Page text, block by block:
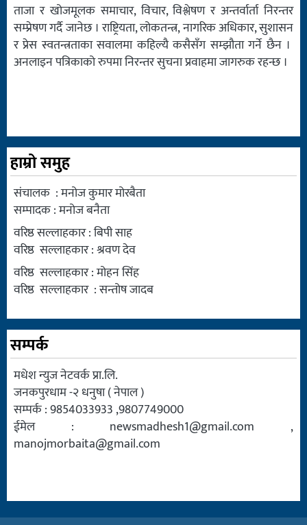
ताजा र खोजमूलक समाचार, विचार, विश्लेषण र अन्तर्वार्ता निरन्तर
सम्प्रेषण गर्दै जानेछ । राष्ट्रियता, लोकतन्त्र, नागरिक अधिकार, सुशासन
र प्रेस स्वतन्त्रताका सवालमा कहिल्यै कसैसँग सम्झौता गर्ने छैन ।
अनलाइन पत्रिकाको रुपमा निरन्तर सुचना प्रवाहमा जागरुक रहन्छ ।
हाम्रो समुह
संचालक : मनोज कुमार मोरबैता
सम्पादक : मनोज बनैता
वरिष्ठ सल्लाहकार : बिपी साह
वरिष्ठ सल्लाहकार : श्रवण देव
वरिष्ठ सल्लाहकार : मोहन सिंह
वरिष्ठ सल्लाहकार : सन्तोष जादब
सम्पर्क
मधेश न्युज नेटवर्क प्रा.लि.
जनकपुरधाम -२ धनुषा ( नेपाल )
सम्पर्क : 9854033933 ,9807749000
ईमेल : newsmadhesh1@gmail.com ,
manojmorbaita@gmail.com